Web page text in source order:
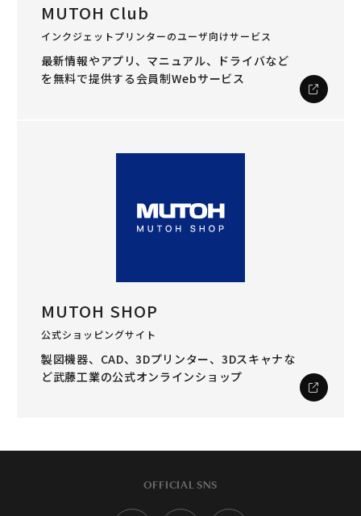
MUTOH Club
インクジェットプリンターのユーザ向けサービス
最新情報やアプリ、マニュアル、ドライバなど
を無料で提供する会員制Webサービス
MUTOH SHOP
公式ショッピングサイト
製図機器、CAD、3Dプリンター、3Dスキャナな
ど武藤工業の公式オンラインショップ
OFFICIAL SNS